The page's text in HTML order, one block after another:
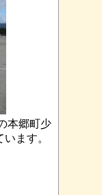
本郷町少
ます。